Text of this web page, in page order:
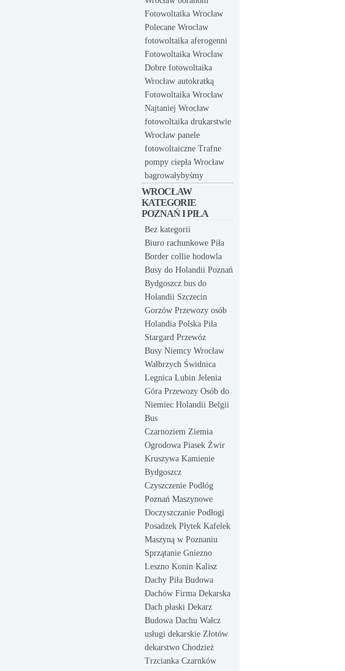
Fotowoltaika Wrocław
Polecane Wroclaw
fotowoltaika aferogenni
Fotowoltaika Wrocław
Dobre fotowoltaika
Wrocław autokratką
Fotowoltaika Wrocław
Najtaniej Wrocław
fotowoltaika drukarstwie
Wrocław panele
fotowoltaiczne Trafne
pompy ciepła Wrocław
bagrowałybyśmy
WROCŁAW
KATEGORIE
POZNAŃ I PIŁA
Bez kategorii
Biuro rachunkowe Piła
Border collie hodowla
Busy do Holandii Poznań
Bydgoszcz bus do
Holandii Szczecin
Gorzów Przewozy osób
Holandia Polska Piła
Stargard Przewóz
Busy Niemcy Wrocław
Wałbrzych Świdnica
Legnica Lubin Jelenia
Góra Przewozy Osób do
Niemiec Holandii Belgii
Bus
Czarnoziem Ziemia
Ogrodowa Piasek Żwir
Kruszywa Kamienie
Bydgoszcz
Czyszczenie Podłóg
Poznań Maszynowe
Doczyszczanie Podłogi
Posadzek Płytek Kafelek
Maszyną w Poznaniu
Sprzątanie Gniezno
Leszno Konin Kalisz
Dachy Piła Budowa
Dachów Firma Dekarska
Dach płaski Dekarz
Budowa Dachu Wałcz
usługi dekarskie Złotów
dekarstwo Chodzież
Trzcianka Czarnków